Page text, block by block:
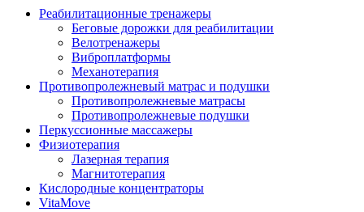
Реабилитационные тренажеры
Беговые дорожки для реабилитации
Велотренажеры
Виброплатформы
Механотерапия
Противопролежневый матрас и подушки
Противопролежневые матрасы
Противопролежневые подушки
Перкуссионные массажеры
Физиотерапия
Лазерная терапия
Магнитотерапия
Кислородные концентраторы
VitaMove